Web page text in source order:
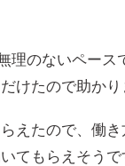
理のないペー
けたので助かり
えたので、働
てもらえそうで